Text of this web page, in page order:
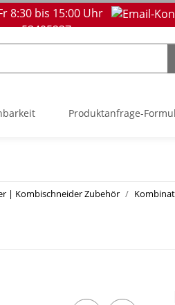
8:30 bis 15:00 Uhr
53405237
Produktanfrage-
| Kombischneider Zubehör